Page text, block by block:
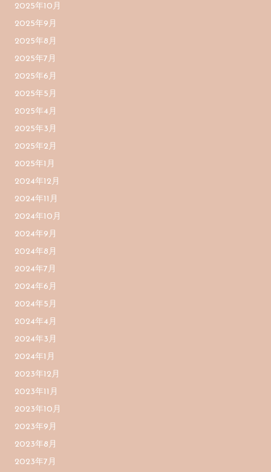
2025年10月
2025年9月
2025年8月
2025年7月
2025年6月
2025年5月
2025年4月
2025年3月
2025年2月
2025年1月
2024年12月
2024年11月
2024年10月
2024年9月
2024年8月
2024年7月
2024年6月
2024年5月
2024年4月
2024年3月
2024年1月
2023年12月
2023年11月
2023年10月
2023年9月
2023年8月
2023年7月